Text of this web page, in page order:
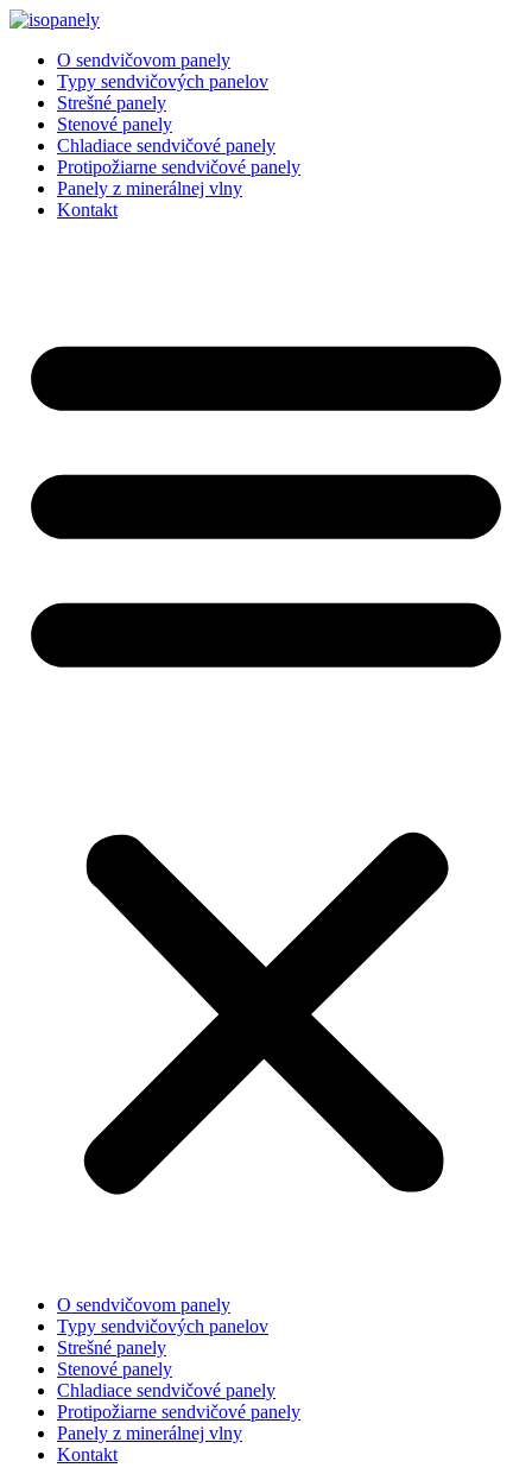
Preskočiť
obsah
O sendvičovom panely
Typy sendvičových panelov
Strešné panely
Stenové panely
Chladiace sendvičové panely
Protipožiarne sendvičové panely
Panely z minerálnej vlny
Kontakt
O sendvičovom panely
Typy sendvičových panelov
Strešné panely
Stenové panely
Chladiace sendvičové panely
Protipožiarne sendvičové panely
Panely z minerálnej vlny
Kontakt